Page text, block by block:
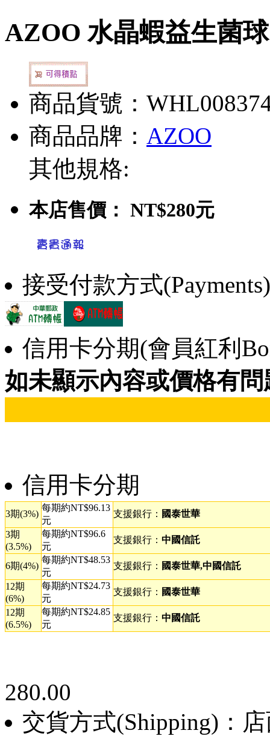
AZOO 水晶蝦益生菌
商品貨號：
商品品牌： AZOO
其他規格:
本店售價： NT$280元
接受付款方式
信用卡分期(會員紅利
如未顯示內容或價格有
信用卡分期
3期(3%)
每期約NT$96.13
元
支援銀行： 國泰世華
3期
(3.5%)
每期約NT$96.6
元
支援銀行： 中國信託
6期(4%)
每期約NT$48.53
元
支援銀行： 國泰世華,中國信託
12期
(6%)
每期約NT$24.73
元
支援銀行： 國泰世華
12期
(6.5%)
每期約NT$24.85
元
支援銀行： 中國信託
280.00
交貨方式(Shipping)：